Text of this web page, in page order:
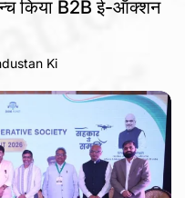
किया B2B ई-ऑक्शन
Ki